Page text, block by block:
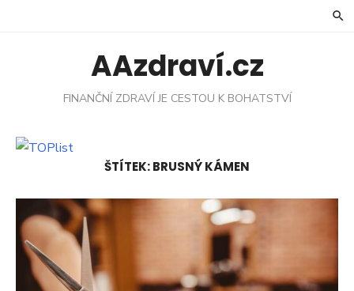
AAzdraví.cz
FINANČNÍ ZDRAVÍ JE CESTOU K BOHATSTVÍ
ŠTÍTEK:BRUSNÝ KÁMEN